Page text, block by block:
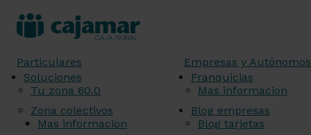
Particulares
Soluciones
Tu zona 60.0
Zona colectivos
Mas informacion
Empresas y Autónomos
Franquicias
Mas informacion
Blog empresas
Blog tarjetas